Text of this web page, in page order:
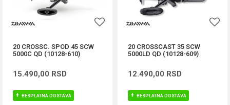
20 CROSSC. SPOD 45 SCW
5000C QD (10128-610)
15.490,00 RSD
BESPLATNA DOSTAVA
20 CROSSCAST 35 SCW
5000LD QD (10128-609)
12.490,00 RSD
BESPLATNA DOSTAVA